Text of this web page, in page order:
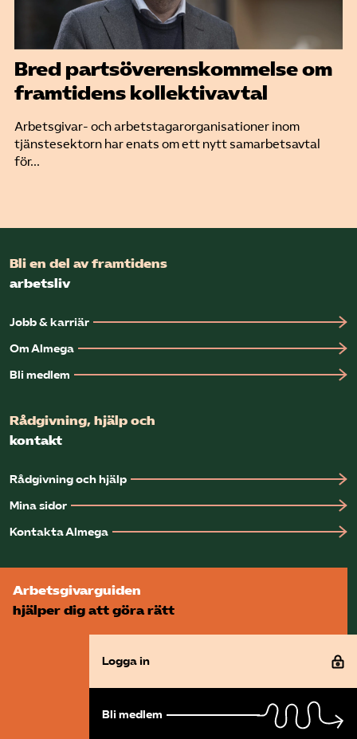
Bred partsöverenskommelse om
framtidens kollektivavtal
Arbetsgivar- och arbetstagarorganisationer inom
tjänstesektorn har enats om ett nytt samarbetsavtal
för...
Bli en del av framtidens
arbetsliv
Jobb & karriär
Om Almega
Bli medlem
Rådgivning, hjälp och
kontakt
Rådgivning och hjälp
Mina sidor
Kontakta Almega
Arbetsgivarguiden
hjälper dig att göra rätt
Logga in
Bli medlem